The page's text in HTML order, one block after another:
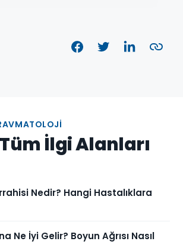
İlgi Alanları
Nedir? Hangi Hastalıklara
Ne İyi Gelir? Boyun Ağrısı Nasıl